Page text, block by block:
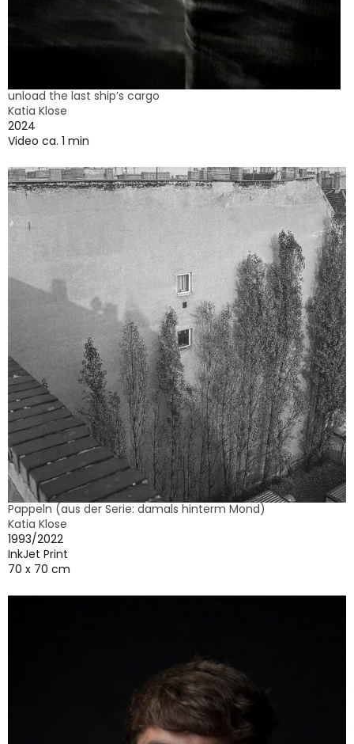
unload the last ship’s cargo
Katia Klose
2024
Video ca. 1 min
Pappeln (aus der Serie: damals hinterm Mond)
Katia Klose
1993/2022
InkJet Print
70 x 70 cm